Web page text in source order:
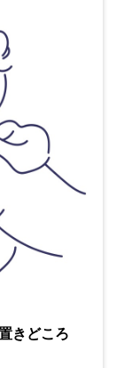
きどころ